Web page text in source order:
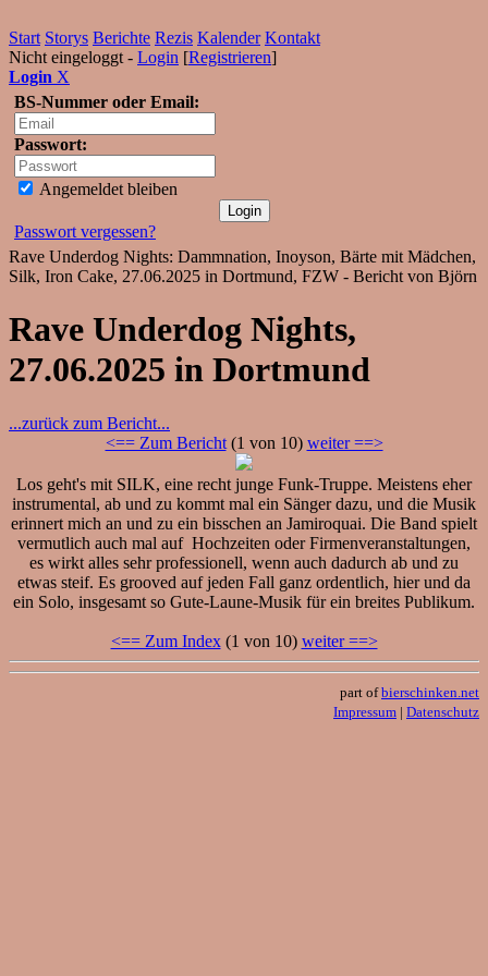
Start Storys Berichte Rezis Kalender Kontakt
Nicht eingeloggt - Login [Registrieren]
Login X
BS-Nummer oder Email:
Passwort:
Angemeldet bleiben
Passwort vergessen?
Rave Underdog Nights: Dammnation, Inoyson, Bärte mit Mädchen,
Silk, Iron Cake, 27.06.2025 in Dortmund, FZW - Bericht von Björn
Rave Underdog Nights,
27.06.2025 in Dortmund
...zurück zum Bericht...
<== Zum Bericht(1 von 10) weiter ==>
Los geht's mit SILK, eine recht junge Funk-Truppe. Meistens eher
instrumental, ab und zu kommt mal ein Sänger dazu, und die Musik
erinnert mich an und zu ein bisschen an Jamiroquai. Die Band spielt
vermutlich auch mal auf Hochzeiten oder Firmenveranstaltungen,
es wirkt alles sehr professionell, wenn auch dadurch ab und zu
etwas steif. Es grooved auf jeden Fall ganz ordentlich, hier und da
ein Solo, insgesamt so Gute-Laune-Musik für ein breites Publikum.
<== Zum Index(1 von 10) weiter ==>
part ofbierschinken.net
Impressum | Datenschutz